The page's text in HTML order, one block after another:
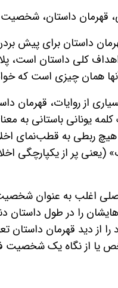
قهرمان داستان،
داستان برای پیش
کلی داستان است،
همان چیزی است که
از روایات، قهرمان
یونانی باستانی به
هیچ ربطی به قطب‌نمای
پر از یکپارچگی
اغلب به عنوان
را در طول داستان
از دید قهرمان داستان
یا از نگاه یک شخصیت